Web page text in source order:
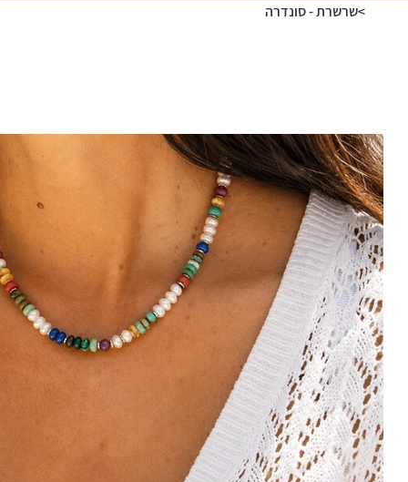
>שרשרת - סונדרה